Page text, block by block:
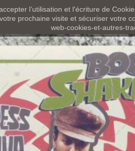
l’utilisation et l'écriture de
prochaine visite et sécuriser votre
web-cookies-et-autres-